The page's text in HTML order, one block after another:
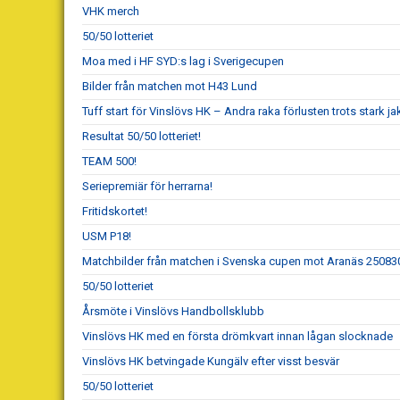
VHK merch
50/50 lotteriet
Moa med i HF SYD:s lag i Sverigecupen
Bilder från matchen mot H43 Lund
Tuff start för Vinslövs HK – Andra raka förlusten trots stark
Resultat 50/50 lotteriet!
TEAM 500!
Seriepremiär för herrarna!
Fritidskortet!
USM P18!
Matchbilder från matchen i Svenska cupen mot Aranäs
50/50 lotteriet
Årsmöte i Vinslövs Handbollsklubb
Vinslövs HK med en första drömkvart innan lågan slocknade
Vinslövs HK betvingade Kungälv efter visst besvär
50/50 lotteriet